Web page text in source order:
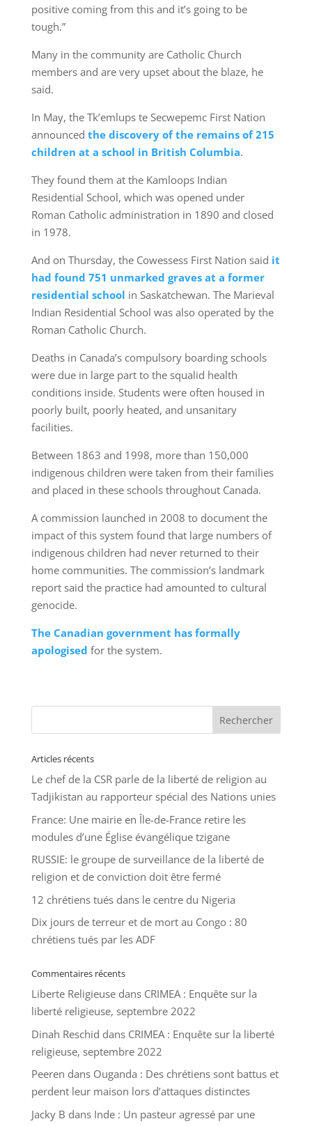
positive coming from this and it’s going to be
tough.”
Many in the community are Catholic Church
members and are very upset about the blaze, he
said.
In May, the Tk’emlups te Secwepemc First Nation
announced the discovery of the remains of 215
children at a school in British Columbia.
They found them at the Kamloops Indian
Residential School, which was opened under
Roman Catholic administration in 1890 and closed
in 1978.
And on Thursday, the Cowessess First Nation said it
had found 751 unmarked graves at a former
residential school in Saskatchewan. The Marieval
Indian Residential School was also operated by the
Roman Catholic Church.
Deaths in Canada’s compulsory boarding schools
were due in large part to the squalid health
conditions inside. Students were often housed in
poorly built, poorly heated, and unsanitary
facilities.
Between 1863 and 1998, more than 150,000
indigenous children were taken from their families
and placed in these schools throughout Canada.
A commission launched in 2008 to document the
impact of this system found that large numbers of
indigenous children had never returned to their
home communities. The commission’s landmark
report said the practice had amounted to cultural
genocide.
The Canadian government has formally
apologised for the system.
Articles récents
Le chef de la CSR parle de la liberté de religion au
Tadjikistan au rapporteur spécial des Nations unies
France: Une mairie en Île-de-France retire les
modules d’une Église évangélique tzigane
RUSSIE: le groupe de surveillance de la liberté de
religion et de conviction doit être fermé
12 chrétiens tués dans le centre du Nigeria
Dix jours de terreur et de mort au Congo : 80
chrétiens tués par les ADF
Commentaires récents
Liberte Religieusedans CRIMEA : Enquête sur la
liberté religieuse, septembre 2022
Dinah Reschid dans CRIMEA : Enquête sur la liberté
religieuse, septembre 2022
Peeren dans Ouganda : Des chrétiens sont battus et
perdent leur maison lors d’attaques distinctes
Jacky B dans Inde : Un pasteur agressé par une